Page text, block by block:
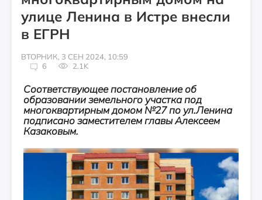
улице Ленина в Истре внесли
в ЕГРН
ВТОРНИК, 3 СЕН 2024, 10:59
6
2.1K
Соответствующее постановление об
образовании земельного участка под
многоквартирным домом №27 по ул.Ленина
подписано заместителем главы Алексеем
Казаковым.